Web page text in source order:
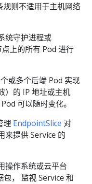
则不适用于主机网络
统守护进程或
上的所有 Pod 进行
或多个后端 Pod 实现
）的 IP 地址或主机
可以随时变化。
理 EndpointSlice 对
来提供 Service 的
操作系统或云平台
包， 监视 Service 和